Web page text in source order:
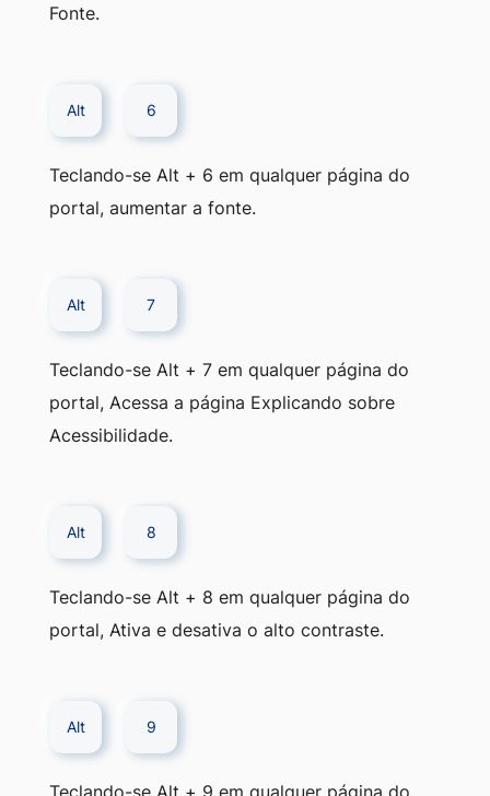
Fonte.
Alt 6
Teclando-se Alt + 6 em qualquer página do
portal, aumentar a fonte.
Alt 7
Teclando-se Alt + 7 em qualquer página do
portal, Acessa a página Explicando sobre
Acessibilidade.
Alt 8
Teclando-se Alt + 8 em qualquer página do
portal, Ativa e desativa o alto contraste.
Alt 9
Teclando-se Alt + 9 em qualquer página do